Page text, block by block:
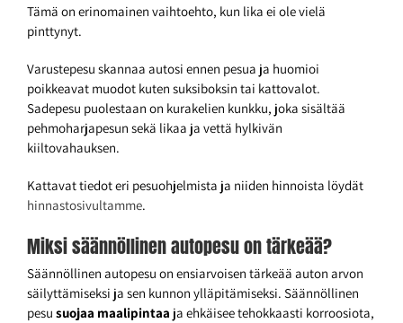
Tämä on erinomainen vaihtoehto, kun lika ei ole vielä
pinttynyt.
Varustepesu skannaa autosi ennen pesua ja huomioi
poikkeavat muodot kuten suksiboksin tai kattovalot.
Sadepesu puolestaan on kurakelien kunkku, joka sisältää
pehmoharjapesun sekä likaa ja vettä hylkivän
kiiltovahauksen.
Kattavat tiedot eri pesuohjelmista ja niiden hinnoista löydät
hinnastosivultamme.
Miksi säännöllinen autopesu on tärkeää?
Säännöllinen autopesu on ensiarvoisen tärkeää auton arvon
säilyttämiseksi ja sen kunnon ylläpitämiseksi. Säännöllinen
pesu suojaa maalipintaa ja ehkäisee tehokkaasti korroosiota,